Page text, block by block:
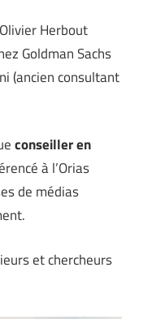
Herbout
Goldman Sachs
(ancien consultant
conseiller en
à l’Orias
de médias
et chercheurs